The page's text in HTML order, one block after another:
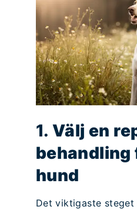
1. Välj en
behandling
hund
Det viktigaste steget